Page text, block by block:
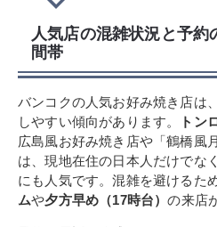
人気店の混雑状況と予約
間帯
バンコクの人気お好み焼き店は
しやすい傾向があります。
トン
広島風お好み焼き店や「鶴橋風
は、現地在住の日本人だけでな
にも人気です。混雑を避けるた
ムや夕方早め（17時台）の来店